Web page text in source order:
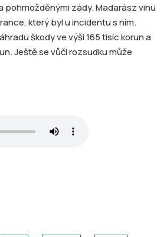
pohmožděnými zády. Madarász vinu
který byl u incidentu s ním.
škody ve výši 165 tisíc korun a
Ještě se vůči rozsudku může